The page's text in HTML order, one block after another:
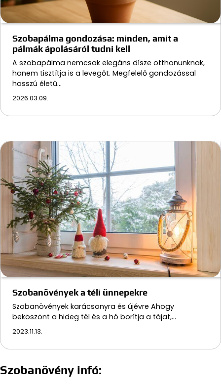
Szobapálma gondozása: minden, amit a
pálmák ápolásáról tudni kell
A szobapálma nemcsak elegáns dísze otthonunknak,
hanem tisztítja is a levegőt. Megfelelő gondozással
hosszú életű…
2026.03.09.
Szobanövények a téli ünnepekre
Szobanövények karácsonyra és újévre Ahogy
beköszönt a hideg tél és a hó borítja a tájat,…
2023.11.13.
Szobanövény infó: